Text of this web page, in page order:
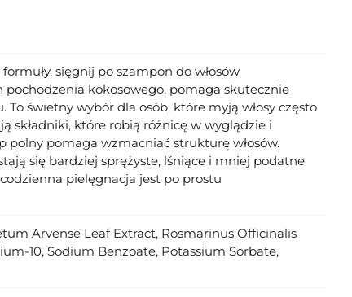
sięgnij po szampon do włosów
pochodzenia kokosowego, pomaga skutecznie
świetny wybór dla osób, które myją włosy często
składniki, które robią różnicę w wyglądzie i
polny pomaga wzmacniać strukturę włosów.
się bardziej sprężyste, lśniące i mniej podatne
pielęgnacja jest po prostu
Arvense Leaf Extract, Rosmarinus Officinalis
10, Sodium Benzoate, Potassium Sorbate,